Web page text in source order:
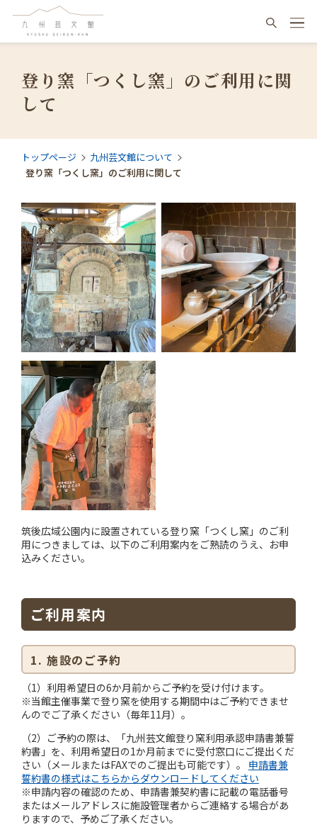
登り窯「つくし窯」のご利用に関
して
トップページ
九州芸文館について
登り窯「つくし窯」のご利用に関して
筑後広域公園内に設置されている登り窯「つくし窯」のご利
用につきましては、以下のご利用案内をご熟読のうえ、お申
込みください。
ご利用案内
1. 施設のご予約
（1）利用希望日の6か月前からご予約を受け付けます。
※当館主催事業で登り窯を使用する期間中はご予約できませ
んのでご了承ください（毎年11月）。
（2）ご予約の際は、「九州芸文館登り窯利用承認申請書兼誓
約書」を、利用希望日の1か月前までに受付窓口にご提出くだ
さい（メールまたはFAXでのご提出も可能です）。 申請書兼
誓約書の様式はこちらからダウンロードしてください
※申請内容の確認のため、申請書兼契約書に記載の電話番号
またはメールアドレスに施設管理者からご連絡する場合があ
りますので、予めご了承ください。